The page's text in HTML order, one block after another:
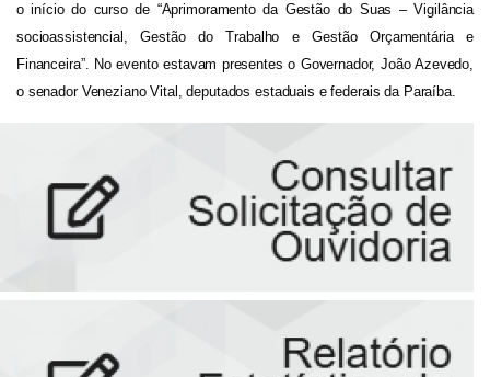
o início do curso de “Aprimoramento da Gestão do Suas – Vigilância
socioassistencial, Gestão do Trabalho e Gestão Orçamentária e
Financeira”. No evento estavam presentes o Governador, João Azevedo,
o senador Veneziano Vital, deputados estaduais e federais da Paraíba.